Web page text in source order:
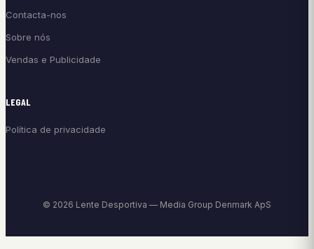
Contacta-nos
Sobre nós
Vendas e Publicidade
LEGAL
Política de privacidade
© 2026 Lente Desportiva — Media Group Denmark ApS